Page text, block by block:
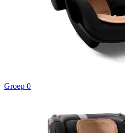
Groep 0